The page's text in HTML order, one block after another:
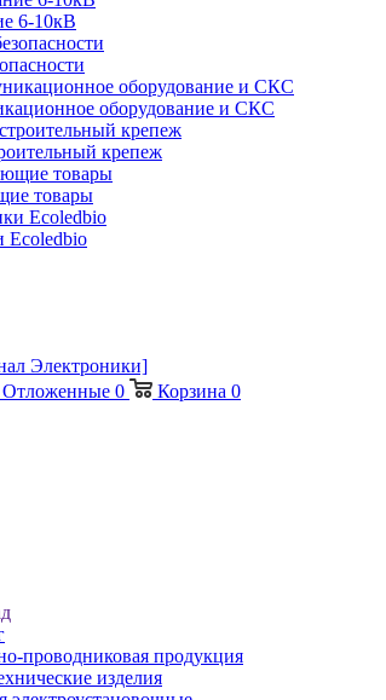
6-10кВ
оборудование и СКС
крепеж
товары
Ecoledbio
Отложенные 0 Корзина 0
проводниковая продукция
изделия